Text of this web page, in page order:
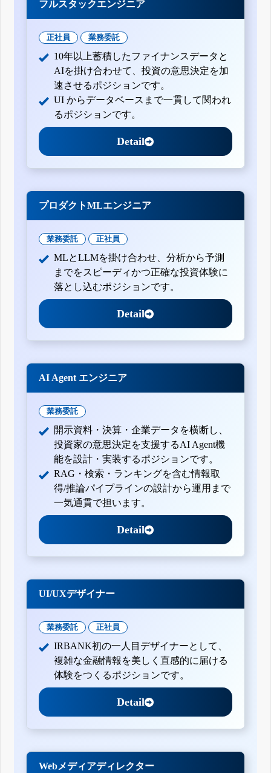
フルスタックエンジニア
正社員 業務委託
10年以上蓄積したファイナンスデータと
AIを掛け合わせて、投資の意思決定を加
速させるポジションです。
UI からデータベースまで一貫して関われ
るポジションです。
Detail
プロダクトMLエンジニア
業務委託 正社員
MLとLLMを掛け合わせ、分析から予測
までをスピーディかつ正確な投資体験に
落とし込むポジションです。
Detail
AI Agent エンジニア
業務委託
開示資料・決算・企業データを横断し、
投資家の意思決定を支援するAI Agent機
能を設計・実装するポジションです。
RAG・検索・ランキングを含む情報取
得/推論パイプラインの設計から運用まで
一気通貫で担います。
Detail
UI/UXデザイナー
業務委託 正社員
IRBANK初の一人目デザイナーとして、
複雑な金融情報を美しく直感的に届ける
体験をつくるポジションです。
Detail
Webメディアディレクター